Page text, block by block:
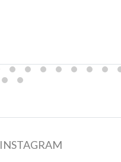
INSTAGRAM